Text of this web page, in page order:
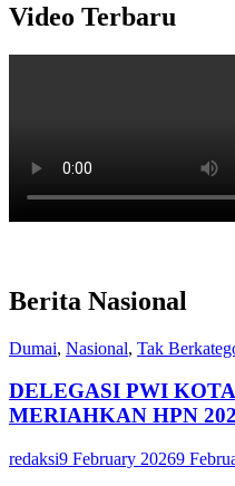
Video Terbaru
Berita Nasional
Dumai, Nasional, Tak
DELEGASI PWI
MERIAHKAN HPN
redaksi9 February 20269